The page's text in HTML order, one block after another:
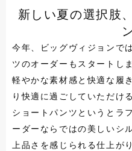
新しい夏の選択肢
今年、ビッグヴィジョンで
ツのオーダーもスタートしま
軽やかな素材感と快適な履
り快適に過ごしていただけ
ショートパンツというとラ
ーダーならではの美しいシ
上品さを感じられる仕上が